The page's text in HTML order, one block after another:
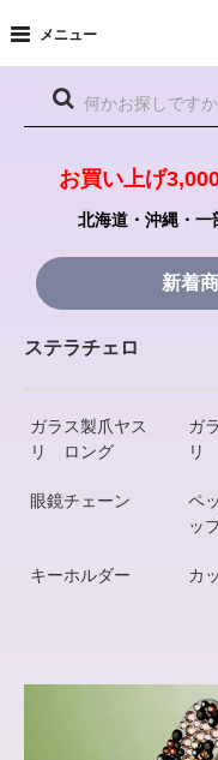
メニュー
お買い上げ
北海道・沖縄・一
新着
ステラチェロ
ガラス製爪ヤス
リ ロング
ガ
リ
眼鏡チェーン
ペ
ッ
キーホルダー カ